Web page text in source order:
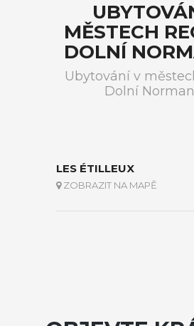
MĚSTECH
DOLNÍ
Ubytování v
Dolní
LES ÉTILLEUX
ZOBRAZIT NA MAPĚ